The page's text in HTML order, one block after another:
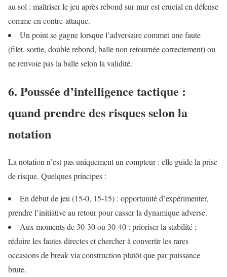
au sol : maîtriser le jeu après rebond sur mur est crucial en défense
comme en contre-attaque.
Un point se gagne lorsque l’adversaire commet une faute
(filet, sortie, double rebond, balle non retournée correctement) ou
ne renvoie pas la balle selon la validité.
6. Poussée d’intelligence tactique :
quand prendre des risques selon la
notation
La notation n’est pas uniquement un compteur : elle guide la prise
de risque. Quelques principes :
En début de jeu (15-0, 15-15) : opportunité d’expérimenter,
prendre l’initiative au retour pour casser la dynamique adverse.
Aux moments de 30-30 ou 30-40 : prioriser la stabilité ;
réduire les fautes directes et chercher à convertir les rares
occasions de break via construction plutôt que par puissance
brute.